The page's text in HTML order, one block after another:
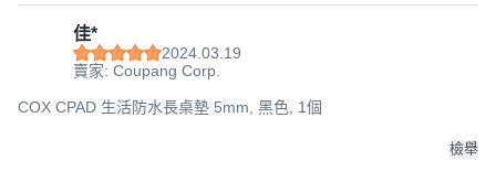
佳*
2024.03.19
賣家: Coupang Corp.
COX CPAD 生活防水長桌墊 5mm, 黑色, 1個
檢舉